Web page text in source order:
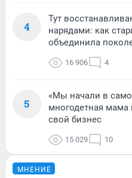
4
Тут
нарядами: как
объединила
16 906 4
5
«Мы начали в
многодетная мама
свой бизнес
15 029 10
МНЕНИЕ